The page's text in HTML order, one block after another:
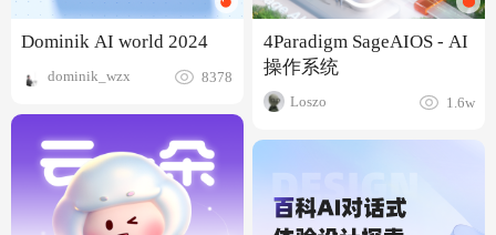
Dominik AI world 2024
dominik_wzx 8378
4Paradigm SageAIOS - AI
操作系统
Loszo 1.6w